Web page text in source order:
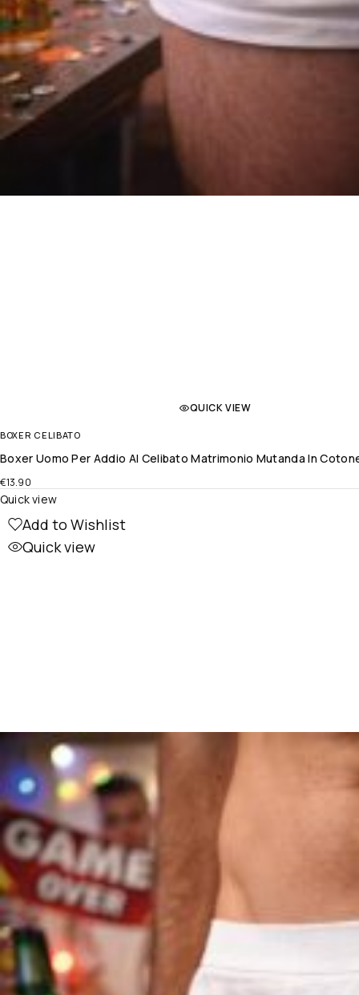
QUICK VIEW
BOXER CELIBATO
Boxer Uomo Per Addio Al Celibato Matrimonio Mutanda In
€13.90
Add to Wishlist
Quick view
Quick view